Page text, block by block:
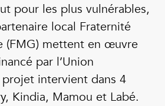
pour les plus vulnérables,
local Fraternité
(FMG) mettent en œuvre
par l’Union
intervient dans 4
Kindia, Mamou et Labé.